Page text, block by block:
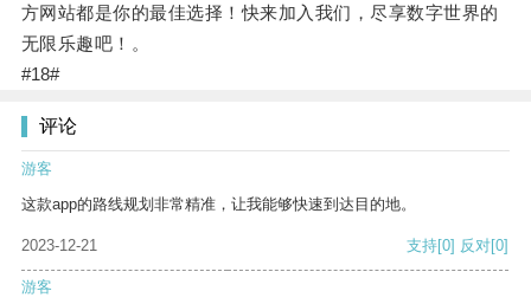
方网站都是你的最佳选择！快来加入我们，尽享数字世界的
无限乐趣吧！。
#18#
评论
游客
这款app的路线规划非常精准，让我能够快速到达目的地。
2023-12-21 支持[0] 反对[0]
游客